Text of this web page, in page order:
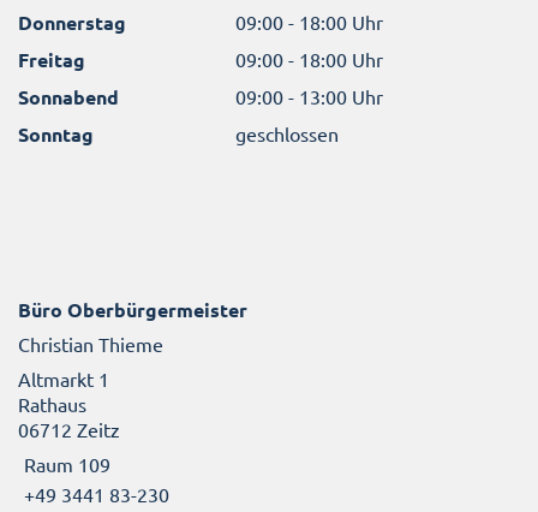
Donnerstag 09:00 - 18:00 Uhr
Freitag 09:00 - 18:00 Uhr
Sonnabend 09:00 - 13:00 Uhr
Sonntag geschlossen
Büro Oberbürgermeister
Christian Thieme
Altmarkt 1
Rathaus
06712 Zeitz
Raum 109
+49 3441 83-230